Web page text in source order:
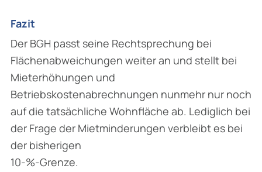
Fazit
Der BGH passt seine Rechtsprechung bei
Flächenabweichungen weiter an und stellt bei
Miet­erhöhungen und
Betriebskostenabrechnungen nunmehr nur noch
auf die tatsächliche Wohn­fläche ab. Lediglich bei
der Frage der Mietminderungen verbleibt es bei
der bisherigen
10-%-Grenze.